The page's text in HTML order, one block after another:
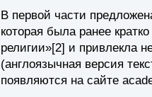
В первой части
которая была ранее
религии»[2] и привлекла
(англоязычная версия
появляются на сайте